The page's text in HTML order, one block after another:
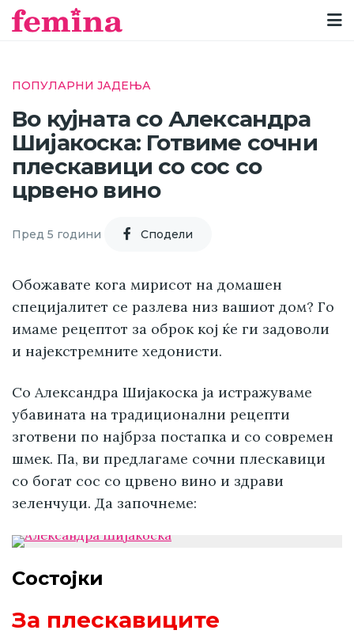
ПОПУЛАРНИ ЈАДЕЊА
Во кујната со Александра
Шијакоска: Готвиме сочни
плескавици со сос со
црвено вино
Пред 5 години Cподели
Обожавате кога мирисот на домашен
специјалитет се разлева низ вашиот дом? Го
имаме рецептот за оброк кој ќе ги задоволи
и најекстремните хедонисти.
Со Александра Шијакоска ја истражуваме
убавината на традиционални рецепти
зготвени по најбрза постапка и со современ
шмек. Па, ви предлагаме сочни плескавици
со богат сос со црвено вино и здрави
зеленчуци. Да започнеме:
Состојки
За плескавиците